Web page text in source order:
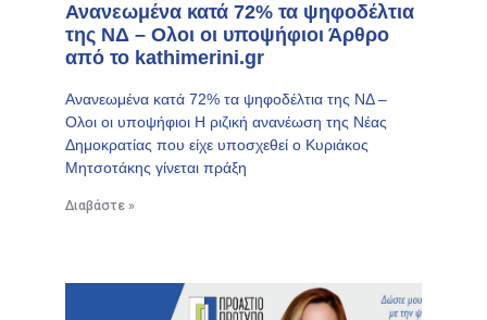
Ανανεωμένα κατά 72% τα ψηφοδέλτια
της ΝΔ – Ολοι οι υποψήφιοι Άρθρο
από το kathimerini.gr
Ανανεωμένα κατά 72% τα ψηφοδέλτια της ΝΔ –
Ολοι οι υποψήφιοι Η ριζική ανανέωση της Νέας
Δημοκρατίας που είχε υποσχεθεί ο Κυριάκος
Μητσοτάκης γίνεται πράξη
Διαβάστε »